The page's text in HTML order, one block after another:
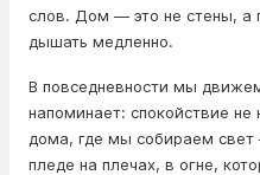
слов. Дом — это не стены, а
дышать медленно.
В повседневности мы
напоминает: спокойствие
дома, где мы собираем свет
пледе на плечах, в огне,